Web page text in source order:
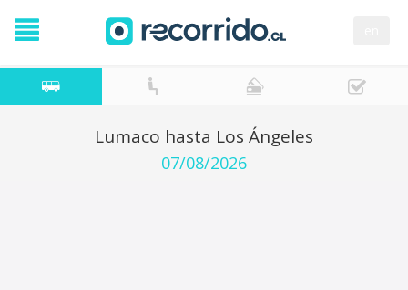
Lumaco hasta Los Ángeles
07/08/2026